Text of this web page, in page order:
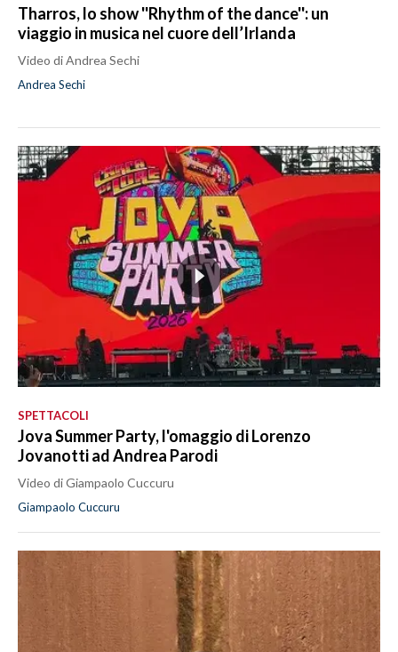
Tharros, lo show ''Rhythm of the dance'': un
viaggio in musica nel cuore dell’Irlanda
Video di Andrea Sechi
Andrea Sechi
SPETTACOLI
Jova Summer Party, l'omaggio di Lorenzo
Jovanotti ad Andrea Parodi
Video di Giampaolo Cuccuru
Giampaolo Cuccuru